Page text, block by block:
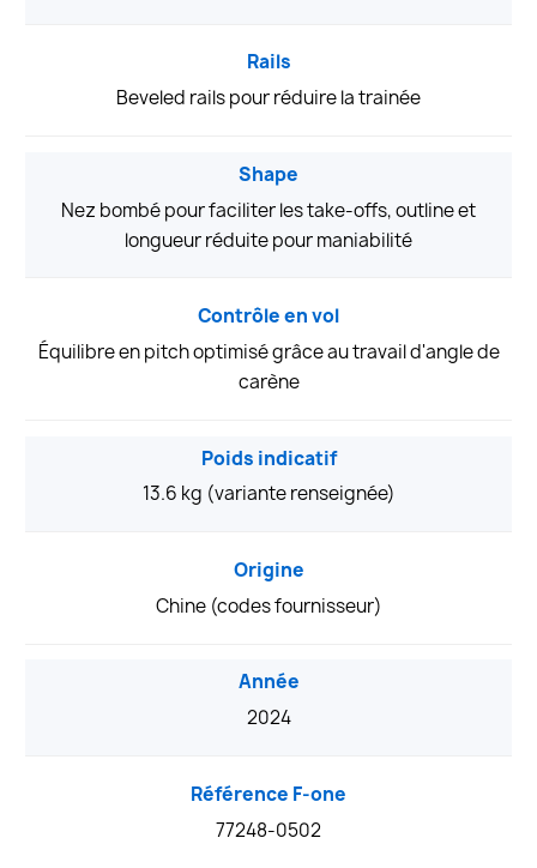
Rails
Beveled rails pour réduire la trainée
Shape
Nez bombé pour faciliter les take-offs, outline et
longueur réduite pour maniabilité
Contrôle en vol
Équilibre en pitch optimisé grâce au travail d'angle de
carène
Poids indicatif
13.6 kg (variante renseignée)
Origine
Chine (codes fournisseur)
Année
2024
Référence F-one
77248-0502